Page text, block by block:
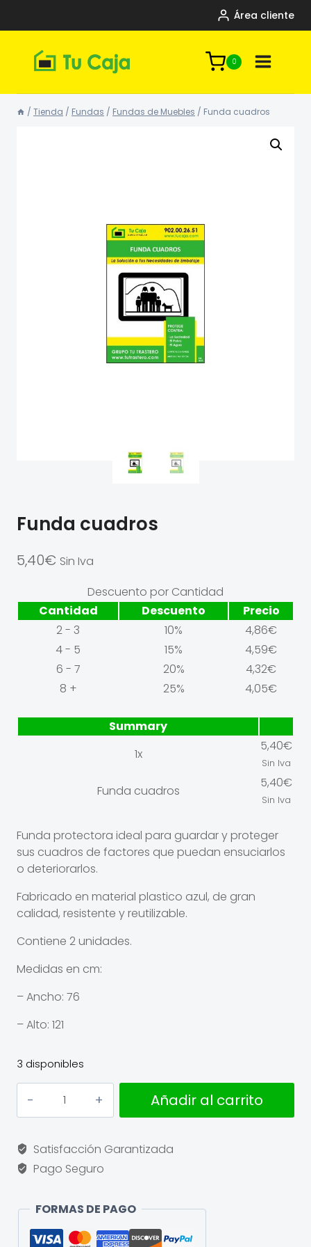
Área cliente
0
/ Tienda / Fundas / Fundas de Muebles / Funda cuadros
Funda cuadros
5,40€ Sin Iva
Descuento por Cantidad
Cantidad
Descuento
Precio
2 - 3
10% 4,86€
4 - 5
15% 4,59€
6 - 7
20% 4,32€
8 +
25% 4,05€
Summary
1x
5,40€
Sin Iva
Funda cuadros
5,40€
Sin Iva
Funda protectora ideal para guardar y proteger
sus cuadros de factores que puedan ensuciarlos
o deteriorarlos.
Fabricado en material plastico azul, de gran
calidad, resistente y reutilizable.
Contiene 2 unidades.
Medidas en cm:
– Ancho: 76
– Alto: 121
3 disponibles
Añadir al carrito
Satisfacción Garantizada
Pago Seguro
FORMAS DE PAGO